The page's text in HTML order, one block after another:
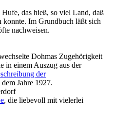
das hieß, so viel Land, daß
konnte. Im Grundbuch läßt sich
nachweisen.
Dohmas Zugehörigkeit
in einem Auszug aus der
der
dem Jahre 1927.
, die liebevoll mit vielerlei